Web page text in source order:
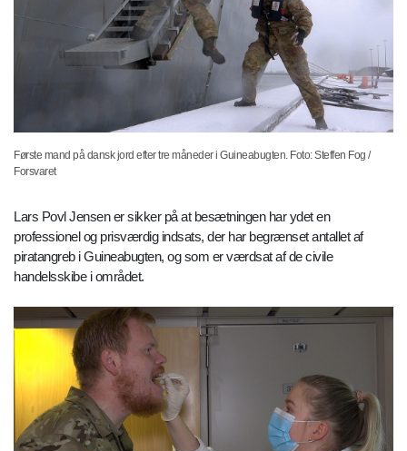
Første mand på dansk jord efter tre måneder i Guineabugten. Foto: Steffen Fog /
Forsvaret
Lars Povl Jensen er sikker på at besætningen har ydet en
professionel og prisværdig indsats, der har begrænset antallet af
piratangreb i Guineabugten, og som er værdsat af de civile
handelsskibe i området.